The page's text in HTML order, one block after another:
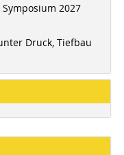
2027
Druck, Tiefbau